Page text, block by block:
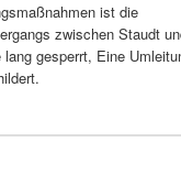
ist die
zwischen Staudt
gesperrt, Eine